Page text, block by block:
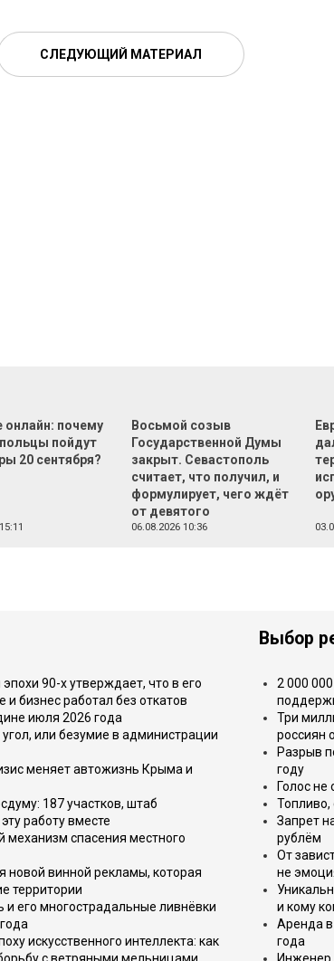
СЛЕДУЮЩИЙ МАТЕРИАЛ
онлайн: почему
пойдут
20 сентября?
Восьмой созыв
Государственной Думы
закрыт. Севастополь
считает, что получил, и
формулирует, чего ждёт
от девятого
06.08.2026 10:36
90-х утверждает, что в его
бизнес работал без откатов
июля 2026 года
или безумие в администрации
меняет автожизнь Крыма и
187 участков, штаб
работу вместе
механизм спасения местного
новой винной рекламы, которая
территории
и его многострадальные ливнёвки
искусственного интеллекта: как
Выбор
2 000
Три
россиян
Разрыв
году
Голос
Топливо,
Запрет
рублём
От
не
и кому
Аренда в
года